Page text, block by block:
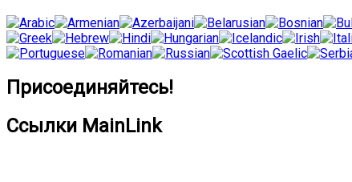
Присоединяйтесь!
Ссылки MainLink